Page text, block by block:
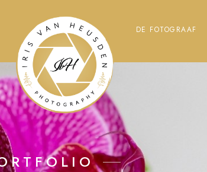
DE FOTOGRAAF